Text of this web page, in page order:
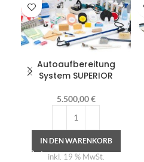
Autoaufbereitung
System SUPERIOR
5.500,00€
IN DEN WARENKORB
inkl. 19 % MwSt.